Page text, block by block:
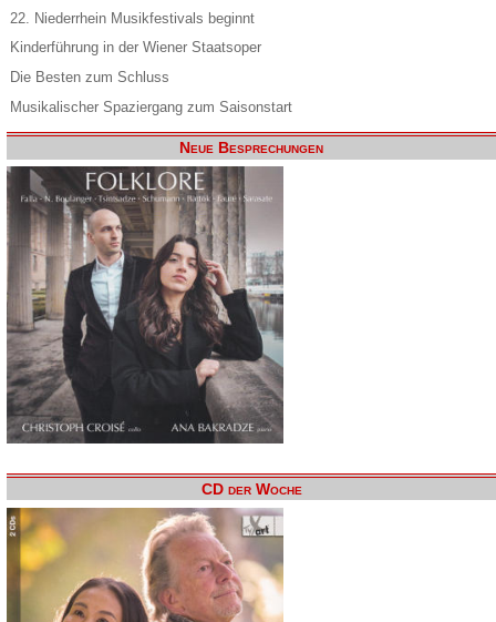
22. Niederrhein Musikfestivals beginnt
Kinderführung in der Wiener Staatsoper
Die Besten zum Schluss
Musikalischer Spaziergang zum Saisonstart
Neue Besprechungen
CD der Woche